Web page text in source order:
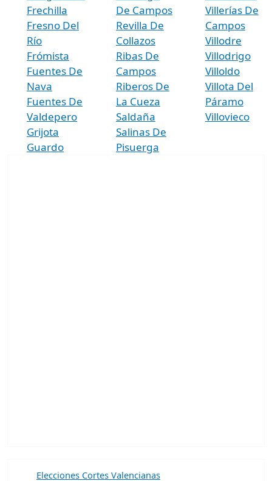
Frechilla
Fresno Del
Río
Frómista
Fuentes De
Nava
Fuentes De
Valdepero
Grijota
Guardo
De Campos
Revilla De
Collazos
Ribas De
Campos
Riberos De
La Cueza
Saldaña
Salinas De
Pisuerga
Villerías De
Campos
Villodre
Villodrigo
Villoldo
Villota Del
Páramo
Villovieco
Elecciones Cortes Valencianas